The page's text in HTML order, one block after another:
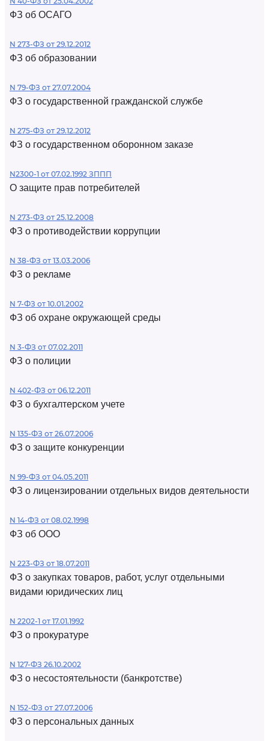
ФЗ об ОСАГО
N 273-ФЗ от 29.12.2012
ФЗ об образовании
N 79-ФЗ от 27.07.2004
ФЗ о государственной гражданской службе
N 275-ФЗ от 29.12.2012
ФЗ о государственном оборонном заказе
N2300-1 от 07.02.1992 ЗППП
О защите прав потребителей
N 273-ФЗ от 25.12.2008
ФЗ о противодействии коррупции
N 38-ФЗ от 13.03.2006
ФЗ о рекламе
N 7-ФЗ от 10.01.2002
ФЗ об охране окружающей среды
N 3-ФЗ от 07.02.2011
ФЗ о полиции
N 402-ФЗ от 06.12.2011
ФЗ о бухгалтерском учете
N 135-ФЗ от 26.07.2006
ФЗ о защите конкуренции
N 99-ФЗ от 04.05.2011
ФЗ о лицензировании отдельных видов деятельности
N 14-ФЗ от 08.02.1998
ФЗ об ООО
N 223-ФЗ от 18.07.2011
ФЗ о закупках товаров, работ, услуг отдельными
видами юридических лиц
N 2202-1 от 17.01.1992
ФЗ о прокуратуре
N 127-ФЗ 26.10.2002
ФЗ о несостоятельности (банкротстве)
N 152-ФЗ от 27.07.2006
ФЗ о персональных данных